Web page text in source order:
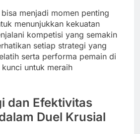
menjadi momen penting
menunjukkan kekuatan
kompetisi yang semakin
setiap strategi yang
serta performa pemain di
untuk meraih
dan Efektivitas
Duel Krusial